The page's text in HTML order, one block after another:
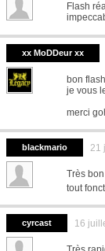
Flash
xx MoDDeur xx
bon
je vous
merci
blackmario 21
Très
tout
cyrcast 16